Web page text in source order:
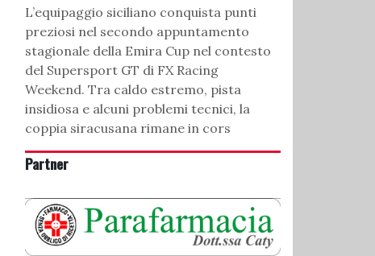
L’equipaggio siciliano conquista punti
preziosi nel secondo appuntamento
stagionale della Emira Cup nel contesto
del Supersport GT di FX Racing
Weekend. Tra caldo estremo, pista
insidiosa e alcuni problemi tecnici, la
coppia siracusana rimane in cors
Partner